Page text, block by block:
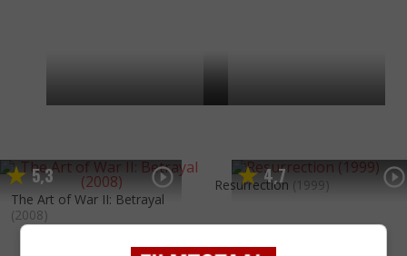
5,3
The Art of War II: Betrayal
(2008)
4,7
Resurrection (1999)